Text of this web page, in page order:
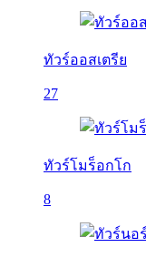
ทัวร์ออสเตรีย
27
ทัวร์โมร็อกโก
8